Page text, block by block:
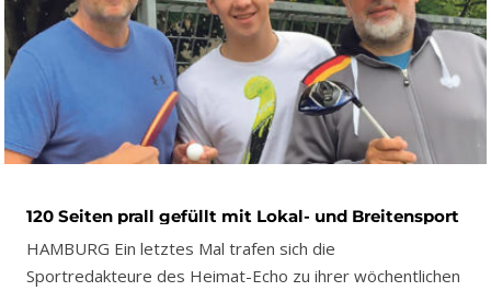
120 Seiten prall gefüllt mit Lokal- und Breitensport
HAMBURG Ein letztes Mal trafen sich die
Sportredakteure des Heimat-Echo zu ihrer wöchentlichen